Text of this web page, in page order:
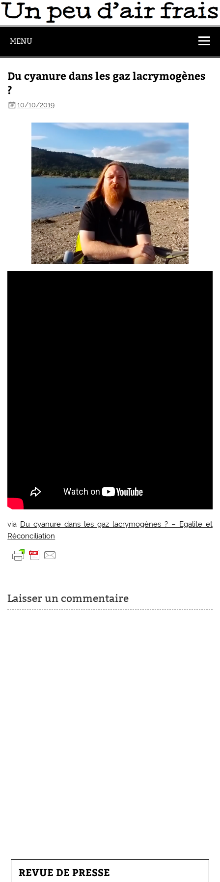
MENU
Du cyanure dans les gaz lacrymogènes
?
10/10/2019
via Du cyanure dans les gaz lacrymogènes ? – Egalite et
Réconciliation
Laisser un commentaire
REVUE DE PRESSE